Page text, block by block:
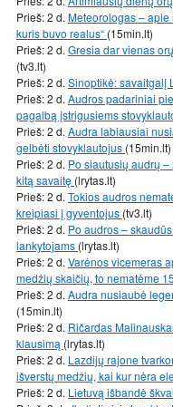
Prieš: 2 d. Meteorologas – apie
kuris buvo realus“ (15min.lt)
Prieš: 2 d. Gresia dar vienas
(tv3.lt)
Prieš: 2 d. Sinoptikė: savaitgalį
Prieš: 2 d. Audros padariniai
pagalbą įstrigusiems
Prieš: 2 d. Audra labiausiai
gelbėti stovyklautojus (15min.lt)
Prieš: 2 d. Po siautusių audrų
kitą savaitę (lrytas.lt)
Prieš: 2 d. Tokios audros
kreipiasi į gyventojus (tv3.lt)
Prieš: 2 d. Po audros –
lankytojams (lrytas.lt)
Prieš: 2 d. Varėnos vicemeras
medžių skaičių, to nematėme
Prieš: 2 d. Audra nusiaubė
(15min.lt)
Prieš: 2 d. Ričardas
klausimą (lrytas.lt)
Prieš: 2 d. Lazdijų rajone
išverstų medžių, kai kur nėra
Prieš: 2 d. Lietuvą išbandė